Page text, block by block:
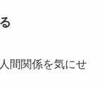
間関係を気にせ